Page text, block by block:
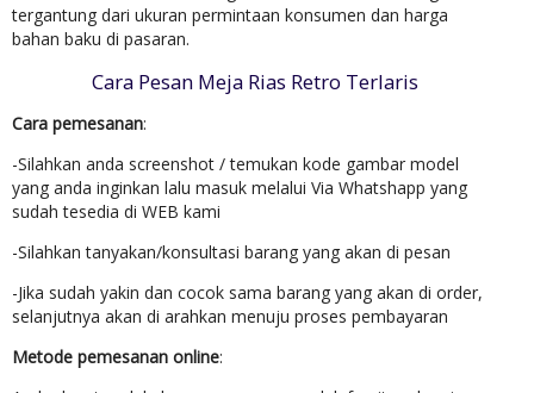
tergantung dari ukuran permintaan konsumen dan harga
bahan baku di pasaran.
Cara Pesan Meja Rias Retro Terlaris
Cara pemesanan:
-Silahkan anda screenshot / temukan kode gambar model
yang anda inginkan lalu masuk melalui Via Whatshapp yang
sudah tesedia di WEB kami
-Silahkan tanyakan/konsultasi barang yang akan di pesan
-Jika sudah yakin dan cocok sama barang yang akan di order,
selanjutnya akan di arahkan menuju proses pembayaran
Metode pemesanan online: